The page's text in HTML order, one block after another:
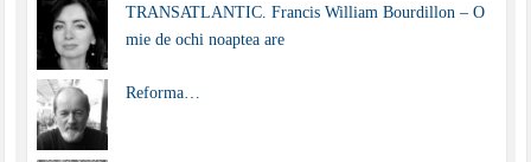
TRANSATLANTIC. Francis William Bourdillon – O
mie de ochi noaptea are
Reforma…